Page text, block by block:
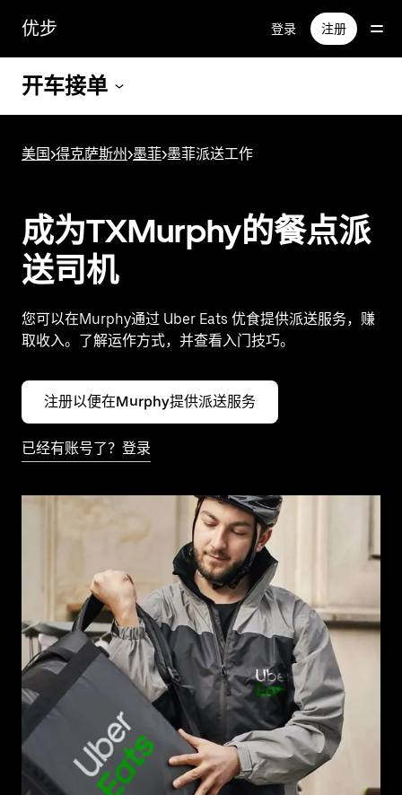
容
优步 登录 注册
开车接单
美国>得克萨斯州>墨菲>墨菲派送工作
成为TXMurphy的餐点派
送司机
您可以在Murphy通过 Uber Eats 优食提供派送服务，赚
取收入。了解运作方式，并查看入门技巧。
注册以便在Murphy提供派送服务
已经有账号了？登录